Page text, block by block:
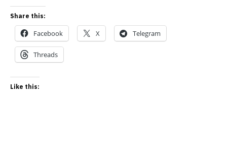
Share this:
Facebook X Telegram
Threads
Like this: